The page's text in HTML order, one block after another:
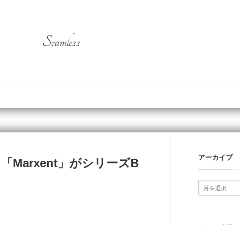
Seamless
Marxent」がシリーズB
アーカイブ